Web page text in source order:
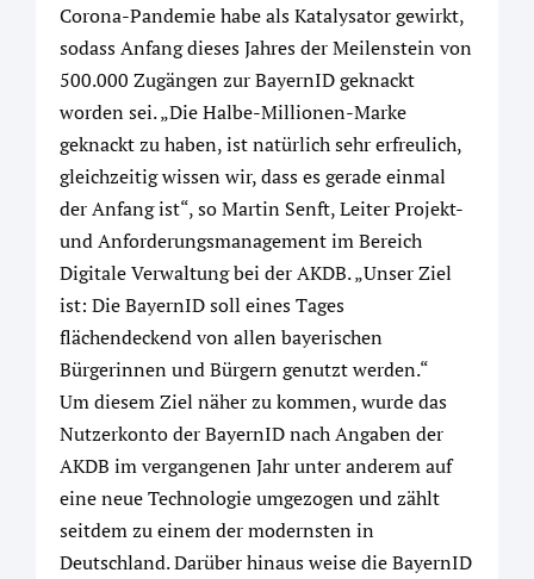
Corona-Pandemie habe als Katalysator gewirkt,
sodass Anfang dieses Jahres der Meilenstein von
500.000 Zugängen zur BayernID geknackt
worden sei. „Die Halbe-Millionen-Marke
geknackt zu haben, ist natürlich sehr erfreulich,
gleichzeitig wissen wir, dass es gerade einmal
der Anfang ist“, so Martin Senft, Leiter Projekt-
und Anforderungsmanagement im Bereich
Digitale Verwaltung bei der AKDB. „Unser Ziel
ist: Die BayernID soll eines Tages
flächendeckend von allen bayerischen
Bürgerinnen und Bürgern genutzt werden.“
Um diesem Ziel näher zu kommen, wurde das
Nutzerkonto der BayernID nach Angaben der
AKDB im vergangenen Jahr unter anderem auf
eine neue Technologie umgezogen und zählt
seitdem zu einem der modernsten in
Deutschland. Darüber hinaus weise die BayernID